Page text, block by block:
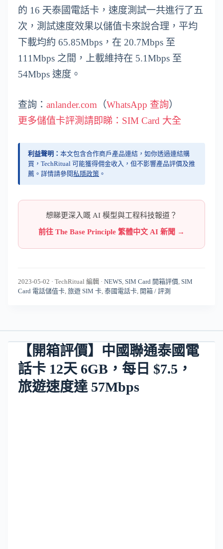
的 16 天泰國電話卡，速度測試一共進行了五
次，測試速度效果以儲值卡來說合理，平均
下載均約 65.85Mbps，在 20.7Mbps 至
111Mbps 之間，上載維持在 5.1Mbps 至
54Mbps 速度。
查詢： anlander.com （WhatsApp 查詢）
更多儲值卡評測請即睇：SIM Card 大全
利益聲明： 本文包含合作商戶產品連結，如你透過連結購
買，TechRitual 可能獲得佣金收入，但不影響產品評價及推
薦。詳情請參閱私隱政策 。
想睇更深入嘅 AI 模型與工程科技報道？
前往 The Base Principle 繁體中文 AI 新聞 →
2023-05-02 · TechRitual 編輯 · NEWS, SIM Card 開箱評價, SIM
Card 電話儲值卡, 旅遊 SIM 卡, 泰國電話卡, 開箱 / 評測
【開箱評價】中國聯通泰國電
話卡 12天 6GB，每日 $7.5，
旅遊速度達 57Mbps